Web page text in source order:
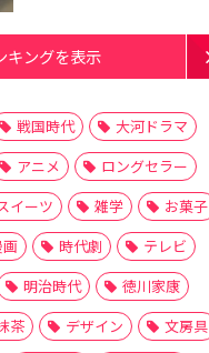
キングを表示
戦国時代
大河ドラマ
アニメ
ロングセラー
イーツ 雑学
お菓子
時代劇
テレビ
明治時代
徳川家康
茶 デザイン
文房具